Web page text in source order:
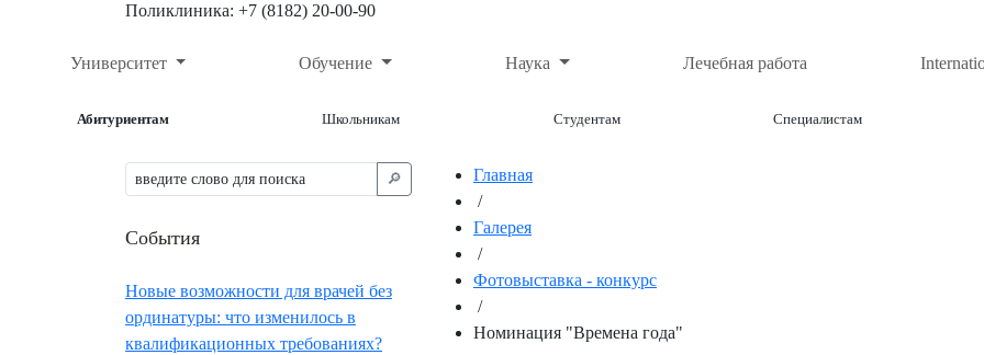
Поликлиника: +7 (8182) 20-00-90
Университет Обучение Наука Лечебная работа
Абитуриентам Школьникам Студентам Специалистам
🔎︎
События
Новые возможности для врачей без
ординатуры: что изменилось в
квалификационных требованиях?
Главная
/
Галерея
/
Фотовыставка - конкурс
/
Номинация "Времена года"